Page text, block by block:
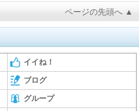
ページの先頭へ ▲
イイね！
ブログ
グループ